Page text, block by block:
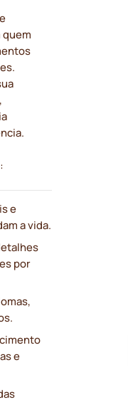
e
a vida.
por
e